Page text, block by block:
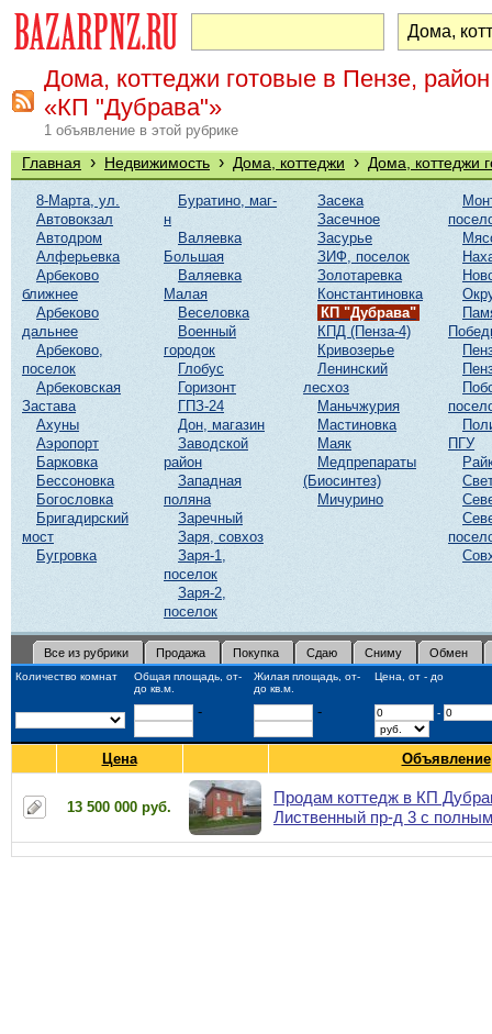
Дома, коттеджи готовые в Пензе, район
«КП "Дубрава"»
1 объявление в этой рубрике
Главная › Недвижимость › Дома, коттеджи › Дома, коттеджи
8-Марта, ул.
Автовокзал
Автодром
Алферьевка
Арбеково
ближнее
Арбеково
дальнее
Арбеково,
поселок
Арбековская
Застава
Ахуны
Аэропорт
Барковка
Бессоновка
Богословка
Бригадирский
мост
Бугровка
Буратино, маг-
н
Валяевка
Большая
Валяевка
Малая
Веселовка
Военный
городок
Глобус
Горизонт
ГПЗ-24
Дон, магазин
Заводской
район
Западная
поляна
Заречный
Заря, совхоз
Заря-1,
поселок
Заря-2,
поселок
Засека
Засечное
Засурье
ЗИФ, поселок
Золотаревка
Константиновка
КП "Дубрава"
КПД (Пенза-4)
Кривозерье
Ленинский
лесхоз
Маньчжурия
Мастиновка
Маяк
Медпрепараты
(Биосинтез)
Мичурино
ПГУ
Все из рубрики Продажа Покупка Сдаю Сниму Обмен
Количество комнат
Общая площадь, от-
до кв.м.
Жилая площадь, от-
до кв.м.
Цена, от - до
- - -
Цена Объявление
13 500 000 руб.
Продам коттедж в КП
Лиственный пр-д 3 с